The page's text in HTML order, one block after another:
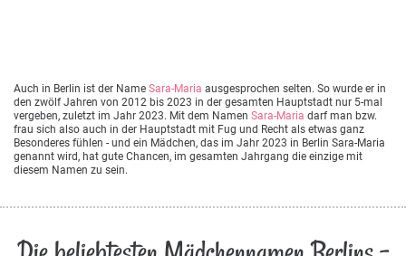
Auch in Berlin ist der Name Sara-Maria ausgesprochen selten. So wurde er in
den zwölf Jahren von 2012 bis 2023 in der gesamten Hauptstadt nur 5-mal
vergeben, zuletzt im Jahr 2023. Mit dem Namen Sara-Maria darf man bzw.
frau sich also auch in der Hauptstadt mit Fug und Recht als etwas ganz
Besonderes fühlen - und ein Mädchen, das im Jahr 2023 in Berlin Sara-Maria
genannt wird, hat gute Chancen, im gesamten Jahrgang die einzige mit
diesem Namen zu sein.